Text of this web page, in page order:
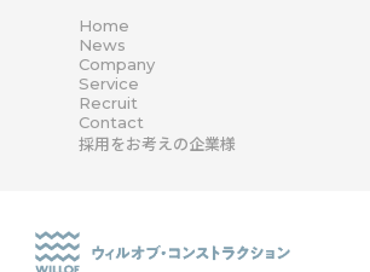
Home
News
Company
Service
Recruit
Contact
採用をお考えの企業様